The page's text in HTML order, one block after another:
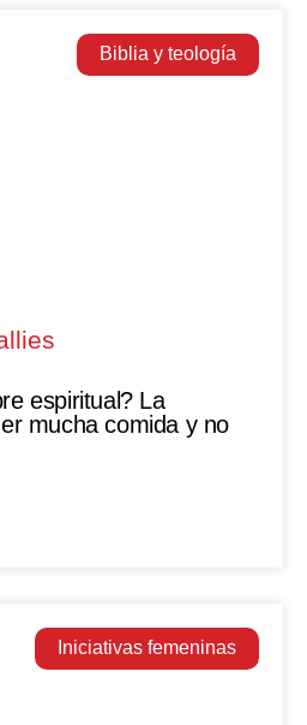
Biblia y teología
espiritual? La
mucha comida y no
Iniciativas femeninas